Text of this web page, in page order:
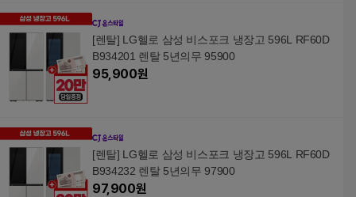
[렌탈] LG헬로 삼성 비스포크 냉장고 596L RF60D
B934201 렌탈 5년의무 95900
95,900원
[렌탈] LG헬로 삼성 비스포크 냉장고 596L RF60D
B934232 렌탈 5년의무 97900
97,900원